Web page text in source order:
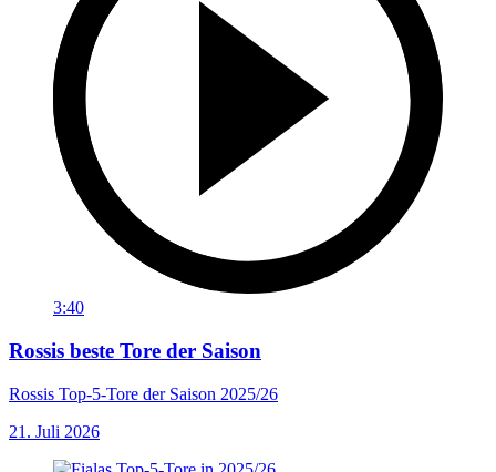
3:40
Rossis beste Tore der Saison
Rossis Top-5-Tore der Saison 2025/26
21. Juli 2026